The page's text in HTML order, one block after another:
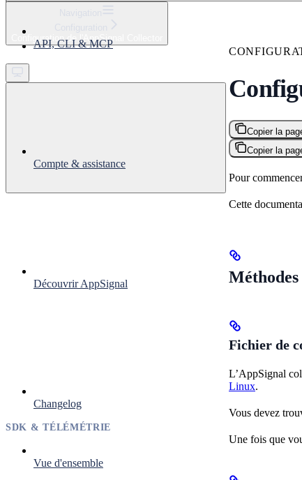
Get started
Configuration de l'AppSignal Collector
API, CLI & MCP
Compte & assistance
Découvrir AppSignal
Changelog
SDK & TÉLÉMÉTRIE
Vue d'ensemble
Copier la
Copier la
Pour
Cette
Fichier de
L’AppSignal
Linux.
Vous devez
Une fois que